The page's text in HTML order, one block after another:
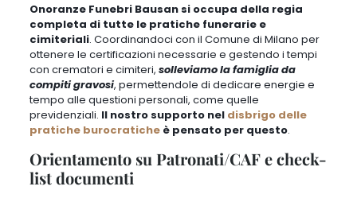
Onoranze Funebri Bausan si occupa della regia
completa di tutte le pratiche funerarie e
cimiteriali. Coordinandoci con il Comune di Milano per
ottenere le certificazioni necessarie e gestendo i tempi
con crematori e cimiteri, solleviamo la famiglia da
compiti gravosi, permettendole di dedicare energie e
tempo alle questioni personali, come quelle
previdenziali. Il nostro supporto nel disbrigo delle
pratiche burocraticheè pensato per questo.
Orientamento su Patronati/CAF e check-
list documenti